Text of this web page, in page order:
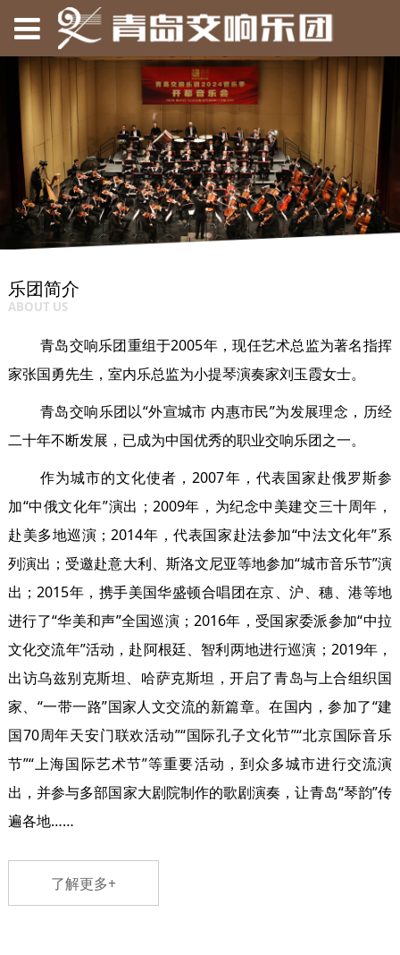
乐团简介
ABOUT US
青岛交响乐团重组于2005年，现任艺术总监为著名指挥
家张国勇先生，室内乐总监为小提琴演奏家刘玉霞女士。
青岛交响乐团以“外宣城市 内惠市民”为发展理念，历经
二十年不断发展，已成为中国优秀的职业交响乐团之一。
作为城市的文化使者，2007年，代表国家赴俄罗斯参
加“中俄文化年”演出；2009年，为纪念中美建交三十周年，
赴美多地巡演；2014年，代表国家赴法参加“中法文化年”系
列演出；受邀赴意大利、斯洛文尼亚等地参加“城市音乐节”演
出；2015年，携手美国华盛顿合唱团在京、沪、穗、港等地
进行了“华美和声”全国巡演；2016年，受国家委派参加“中拉
文化交流年”活动，赴阿根廷、智利两地进行巡演；2019年，
出访乌兹别克斯坦、哈萨克斯坦，开启了青岛与上合组织国
家、“一带一路”国家人文交流的新篇章。在国内，参加了“建
国70周年天安门联欢活动”“国际孔子文化节”“北京国际音乐
节”“上海国际艺术节”等重要活动，到众多城市进行交流演
出，并参与多部国家大剧院制作的歌剧演奏，让青岛“琴韵”传
遍各地……
了解更多+